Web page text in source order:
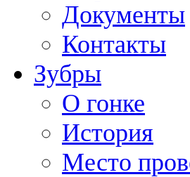
Документы
Контакты
Зубры
О гонке
История
Место